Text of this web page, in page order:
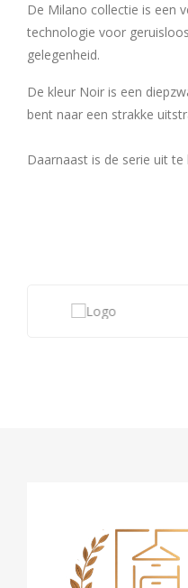
De Milano collectie is een
technologie voor
gelegenheid.
De kleur Noir is een
bent naar een strakke
Daarnaast is de serie uit